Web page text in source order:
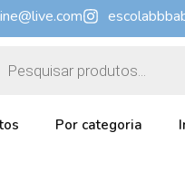
Por categoria